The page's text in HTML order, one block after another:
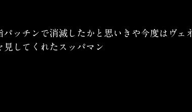
ッチンで消滅したかと思いきや今度はヴェ
見してくれたスッパマン